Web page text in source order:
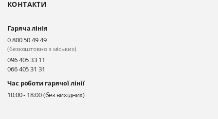
КОНТАКТИ
Гаряча лінія
0 800 50 49 49
(безкоштовно з міських)
096 405 33 11
066 405 31 31
Час роботи гарячої лінії
10:00 - 18:00 (без вихідних)